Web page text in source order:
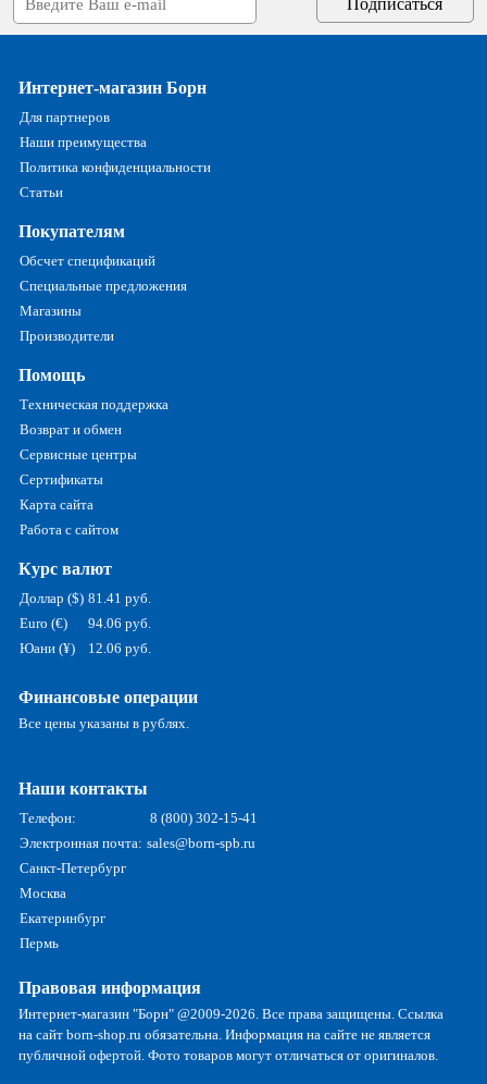
Интернет-магазин Борн
Для партнеров
Наши преимущества
Политика конфиденциальности
Статьи
Покупателям
Обсчет спецификаций
Специальные предложения
Магазины
Производители
Помощь
Техническая поддержка
Возврат и обмен
Сервисные центры
Сертификаты
Карта сайта
Работа с сайтом
Курс валют
Доллар ($) 81.41 руб.
Euro (€)
94.06 руб.
Юани (¥)
12.06 руб.
Финансовые операции
Все цены указаны в рублях.
Наши контакты
Телефон:
8 (800) 302-15-41
Электронная почта: sales@born-spb.ru
Санкт-Петербург
Москва
Екатеринбург
Пермь
Правовая информация
Интернет-магазин "Борн" @2009-2026. Все права защищены. Ссылка
на сайт born-shop.ru обязательна. Информация на сайте не является
публичной офертой. Фото товаров могут отличаться от оригиналов.